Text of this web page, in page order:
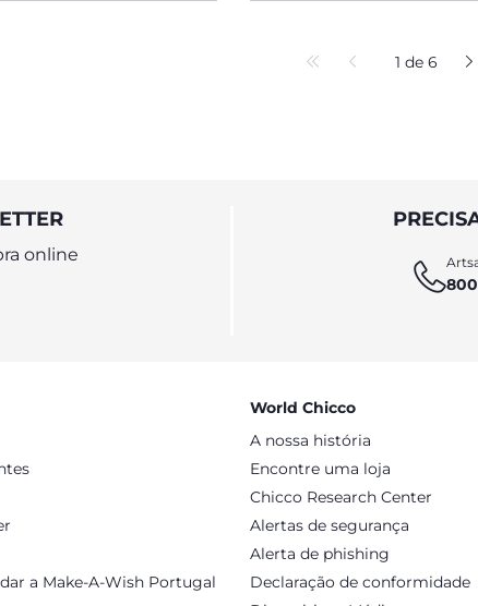
1 de 6
online
a Make-A-Wish Portugal
World Chicco
A nossa história
Encontre uma loja
Chicco Research Center
Alertas de segurança
Alerta de phishing
Declaração de conformidade